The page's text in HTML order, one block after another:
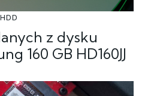
z dysku
160 GB HD160JJ